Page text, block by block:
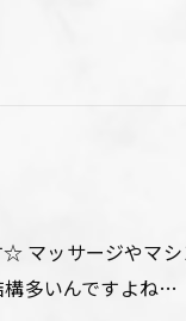
マッサージやマ
多いんですよね…